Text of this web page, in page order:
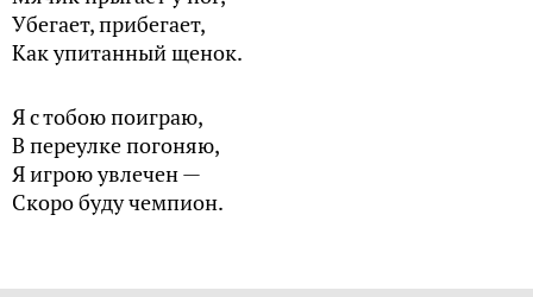
Убегает, прибегает,
Как упитанный щенок.
Я с тобою поиграю,
В переулке погоняю,
Я игрою увлечен —
Скоро буду чемпион.